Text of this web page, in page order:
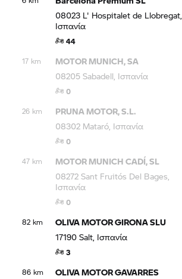
08023 L' Hospitalet de Llobregat,
Ισπανία
44
17 km
MOTOR MUNICH, SA
08205 Sabadell, Ισπανία
0
26 km
PRUNA MOTOR, S.L.
08302 Mataró, Ισπανία
0
47 km
MOTOR MUNICH CADÍ, SL
08272 Sant Fruitós Del Bages,
Ισπανία
0
82 km
OLIVA MOTOR GIRONA SLU
17190 Salt, Ισπανία
3
86 km
OLIVA MOTOR GAVARRES